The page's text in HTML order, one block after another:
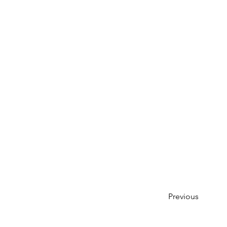
Previous